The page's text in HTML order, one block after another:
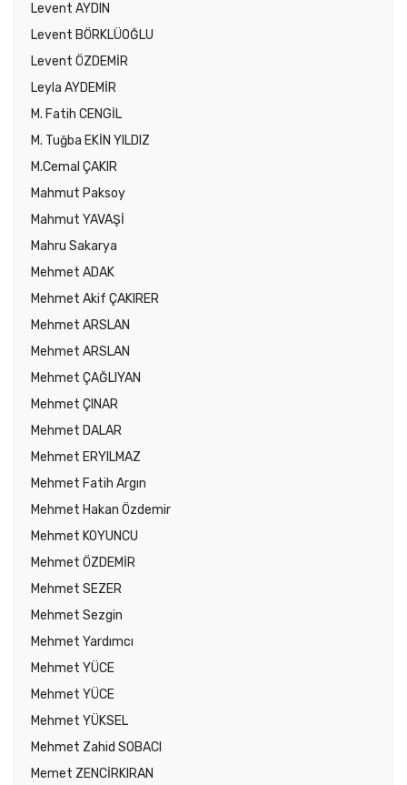
Levent AYDIN
Levent BÖRKLÜOĞLU
Levent ÖZDEMİR
Leyla AYDEMİR
M. Fatih CENGİL
M. Tuğba EKİN YILDIZ
M.Cemal ÇAKIR
Mahmut Paksoy
Mahmut YAVAŞİ
Mahru Sakarya
Mehmet ADAK
Mehmet Akif ÇAKIRER
Mehmet ARSLAN
Mehmet ARSLAN
Mehmet ÇAĞLIYAN
Mehmet ÇINAR
Mehmet DALAR
Mehmet ERYILMAZ
Mehmet Fatih Argın
Mehmet Hakan Özdemir
Mehmet KOYUNCU
Mehmet ÖZDEMİR
Mehmet SEZER
Mehmet Sezgin
Mehmet Yardımcı
Mehmet YÜCE
Mehmet YÜCE
Mehmet YÜKSEL
Mehmet Zahid SOBACI
Memet ZENCİRKIRAN